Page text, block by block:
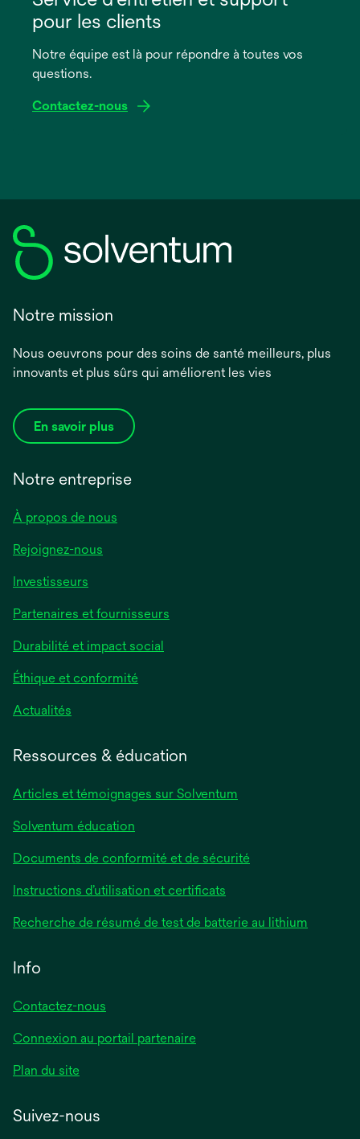
nouvel
onglet
pour les clients
Notre équipe est là pour répondre à toutes vos
questions.
Contactez-nous
Notre mission
Nous oeuvrons pour des soins de santé meilleurs, plus
innovants et plus sûrs qui améliorent les vies
En savoir plus
Notre entreprise
À propos de nous
Rejoignez-nous
Investisseurs
Partenaires et fournisseurs
Durabilité et impact social
Éthique et conformité
Actualités
Ressources & éducation
Articles et témoignages sur Solventum
Solventum éducation
Documents de conformité et de sécurité
Instructions d’utilisation et certificats
Recherche de résumé de test de batterie au lithium
Info
Contactez-nous
Connexion au portail partenaire
Plan du site
Suivez-nous